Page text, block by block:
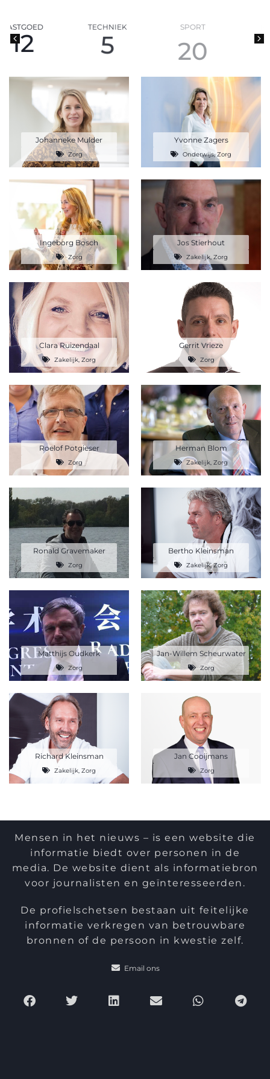
Johanneke Mulder
Zorg
Yvonne Zagers
Onderwijs,Zorg
Ingeborg Bosch
Zorg
Jos Stierhout
Zakelijk, Zorg
Clara Ruizendaal
Zakelijk, Zorg
Gerrit Vrieze
Zorg
Roelof Potgieser
Zorg
Herman Blom
Zakelijk, Zorg
Ronald Gravemaker
Zorg
Bertho Kleinsman
Zakelijk,Zorg
Matthijs Oudkerk
Zorg
Jan-Willem Scheurwater
Zorg
Richard Kleinsman
Zakelijk, Zorg
Jan Cooijmans
Zorg
Mensen in het nieuws – is een website die
informatie biedt over personen in de
media. De website dient als informatiebron
voor journalisten en geïnteresseerden.
De profielschetsen bestaan uit feitelijke
informatie verkregen van betrouwbare
bronnen of de persoon in kwestie zelf.
Email ons